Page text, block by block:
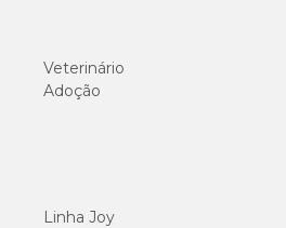
Veterinário
Adoção
Linha Joy